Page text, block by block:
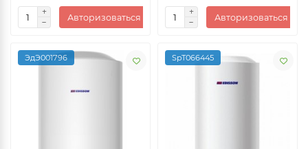
Авторизоваться Авторизоваться
ЭдЭ001796 SpT066445